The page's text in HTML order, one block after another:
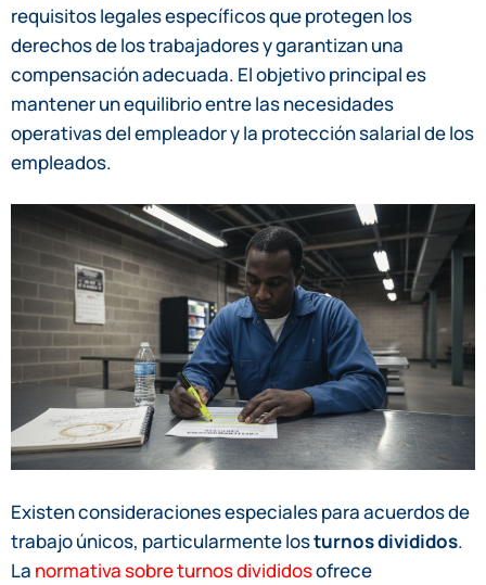
requisitos legales específicos que protegen los
derechos de los trabajadores y garantizan una
compensación adecuada. El objetivo principal es
mantener un equilibrio entre las necesidades
operativas del empleador y la protección salarial de los
empleados.
Existen consideraciones especiales para acuerdos de
trabajo únicos, particularmente losturnos divididos.
La normativa sobre turnos divididosofrece